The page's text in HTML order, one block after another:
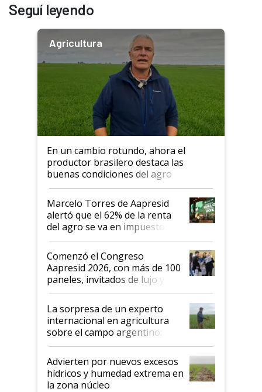
Seguí leyendo
Agricultura
En un cambio rotundo, ahora el
productor brasilero destaca las
buenas condiciones del agro
argentino para invertir: "Los veo
más motivados"
Marcelo Torres de Aapresid
alertó que el 62% de la renta
del agro se va en impuestos:
"No es bueno que en
Argentina se sigan discutiendo
las mismas cosas de hace 50
años"
Comenzó el Congreso
Aapresid 2026, con más de 100
paneles, invitados de lujo y
todas las tendencias
La sorpresa de un experto
internacional en agricultura
sobre el campo argentino:
"Estoy muy impresionado"
Advierten por nuevos excesos
hídricos y humedad extrema en
la zona núcleo